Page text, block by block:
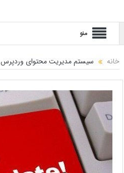
منو
خانه سیستم مدیریت محتوای وردپرس